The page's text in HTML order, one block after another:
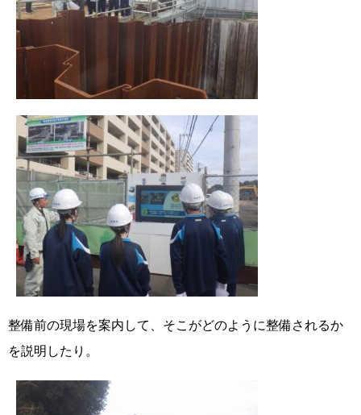
整備前の現場を案内して、そこがどのように整備されるか
を説明したり。